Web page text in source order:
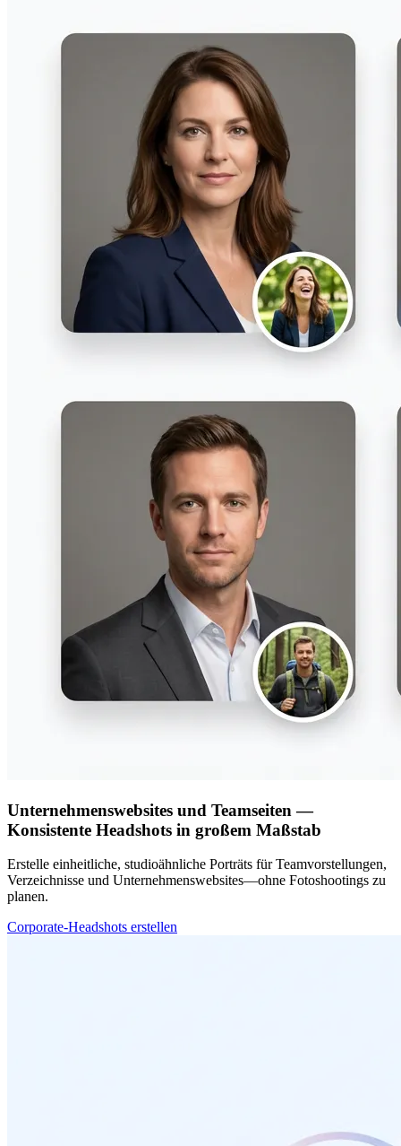
Unternehmenswebsites und Teamseiten —
Konsistente Headshots in großem Maßstab
Erstelle einheitliche, studioähnliche Porträts für Teamvorstellungen,
Verzeichnisse und Unternehmenswebsites—ohne Fotoshootings zu
planen.
Corporate-Headshots erstellen